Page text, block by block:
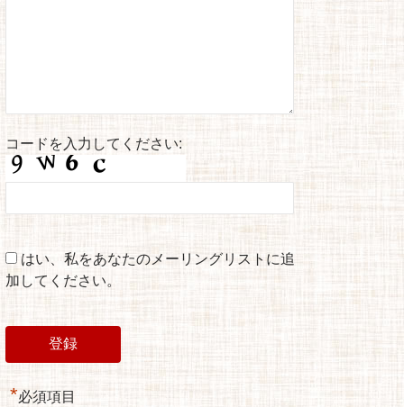
コードを入力してください:
はい、私をあなたのメーリングリストに追
加してください。
*必須項目